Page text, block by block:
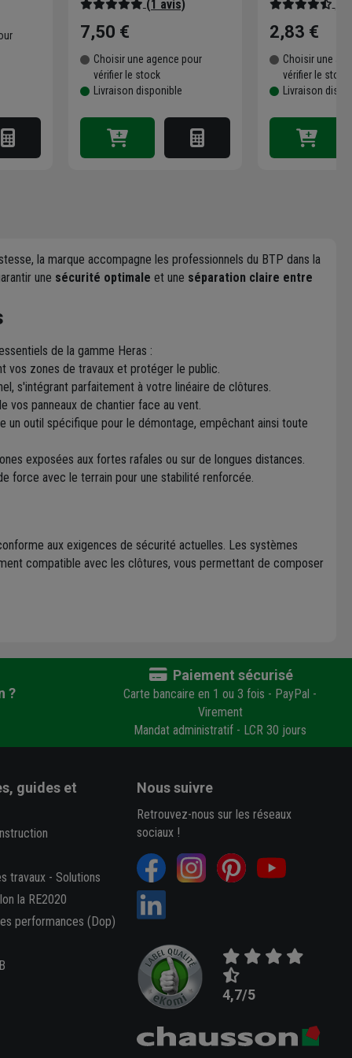
(1 avis)
7,50 €
Choisir une agence pour
vérifier le stock
Livraison disponible
2,83 €
Choisir une
vérifier le stock
Livraison
la marque accompagne les professionnels du BTP dans la
une sécurité optimale et une séparation claire entre
de la gamme Heras :
vos zones de travaux et protéger le public.
s'intégrant parfaitement à votre linéaire de clôtures.
panneaux de chantier face au vent.
outil spécifique pour le démontage, empêchant ainsi toute
exposées aux fortes rafales ou sur de longues distances.
force avec le terrain pour une stabilité renforcée.
aux exigences de sécurité actuelles. Les systèmes
compatible avec les clôtures, vous permettant de composer
?
Paiement sécurisé
Carte bancaire en 1 ou 3 fois - PayPal -
Virement
Mandat administratif - LCR 30 jours
guides et
travaux- Solutions
la RE2020
performances (Dop)
Nous suivre
Retrouvez-nous sur les réseaux
sociaux !
4,7/5